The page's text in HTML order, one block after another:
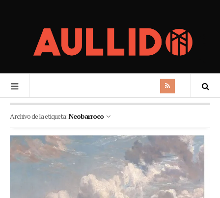
Archivo de la etiqueta:Neobarroco